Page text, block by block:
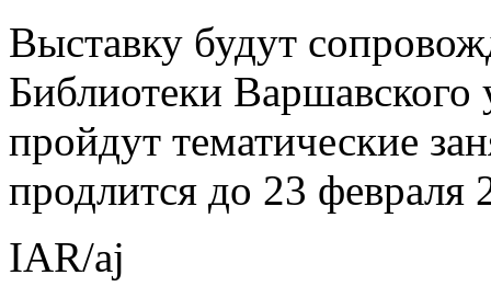
Выставку будут
Библиотеки Варшавского
пройдут тематические
продлится до 23
IAR/aj